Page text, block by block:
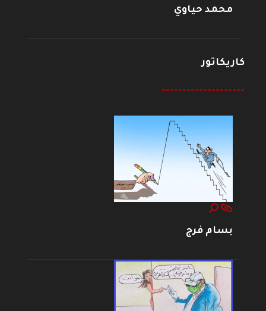
محمد حياوي
كاريكاتور
--------------------
بسام فرج